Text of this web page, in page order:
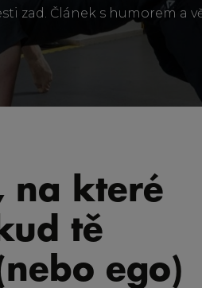
zad. Článek s humorem a
na které
tě
ego)